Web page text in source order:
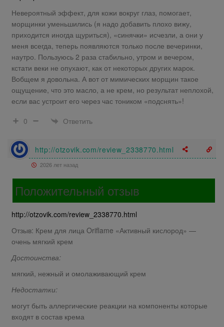
Невероятный эффект, для кожи вокруг глаз, помогает,
морщинки уменьшились (я надо добавить плохо вижу,
приходится иногда щуриться), «синячки» исчезли, а они у
меня всегда, теперь появляются только после вечеринки,
наутро. Пользуюсь 2 раза стабильно, утром и вечером,
кстати веки не опухают, как от некоторых других марок.
Вобщем я довольна. А вот от мимических морщин такое
ощущение, что это масло, а не крем, но результат неплохой,
если вас устроит его через час тоником «подснять»!
0
Ответить
http://otzovik.com/review_2338770.html
2026 лет назад
Положительный отзыв
http://otzovik.com/review_2338770.html
Отзыв: Крем для лица Oriflame «Активный кислород» —
очень мягкий крем
Достоинства:
мягкий, нежный и омолаживающий крем
Недостатки:
могут быть аллергические реакции на компоненты которые
входят в состав крема